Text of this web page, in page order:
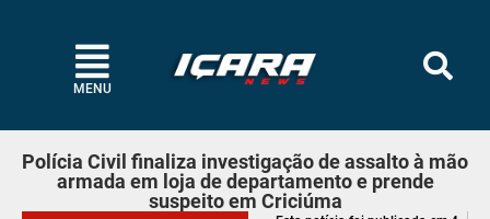
MENU
Polícia Civil finaliza investigação de assalto à mão
armada em loja de departamento e prende
suspeito em Criciúma